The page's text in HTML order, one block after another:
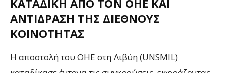
ΚΑΤΑΔΊΚΗ ΑΠΌ ΤΟΝ ΟΗΕ ΚΑΙ
ΑΝΤΊΔΡΑΣΗ ΤΗΣ ΔΙΕΘΝΟΎΣ
ΚΟΙΝΌΤΗΤΑΣ
Η αποστολή του ΟΗΕ στη Λιβύη (UNSMIL)